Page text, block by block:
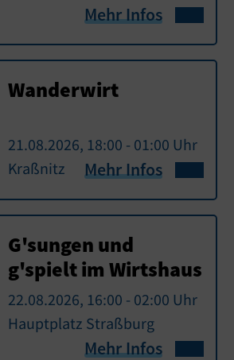
Mehr Infos
Wanderwirt
21.08.2026, 18:00 - 01:00 Uhr
Kraßnitz
Mehr Infos
G'sungen und
g'spielt im Wirtshaus
22.08.2026, 16:00 - 02:00 Uhr
Hauptplatz Straßburg
Mehr Infos